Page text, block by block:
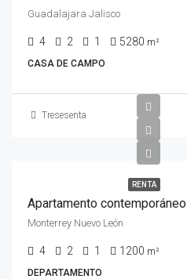
Guadalajara Jalisco
4 2 1 5280 m²
CASA DE CAMPO
Tresesenta
RENTA
Apartamento contemporáneo
Monterrey Nuevo León
4 2 1 1200 m²
DEPARTAMENTO